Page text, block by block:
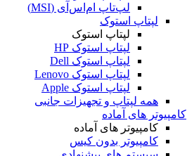
لپ‌تاپ ام‌اس‌آی (MSI)
لپتاپ استوک
لپتاپ استوک
لپتاپ استوک HP
لپتاپ استوک Dell
لپتاپ استوک Lenovo
لپتاپ استوک Apple
همه لپتاپ و تجهیزات جانبی
کامپیوتر های آماده
کامپیوتر های آماده
کامپیوتر بدون کیس